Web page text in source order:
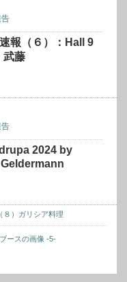
告
報（６）：Hall 9
武藤
告
2024 by
８）ガリシア料理
ースの画像 -5-